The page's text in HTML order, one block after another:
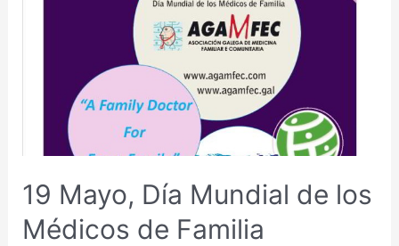
19 Mayo, Día Mundial de los
Médicos de Familia
DÍA
MUNDIAL
DE
LOS
MÉDICOS
FAMILIA